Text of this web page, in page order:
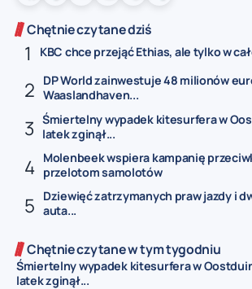
Chętnie czytane dziś
KBC chce przejąć Ethias, ale tylko w
DP World zainwestuje 48 milionów
Waaslandhaven...
Śmiertelny wypadek kitesurfera w
latek zginął...
Molenbeek wspiera kampanię
przelotom samolotów
Dziewięć zatrzymanych praw jazdy i
auta...
Chętnie czytane w tym tygodniu
Śmiertelny wypadek kitesurfera w
latek zginął...